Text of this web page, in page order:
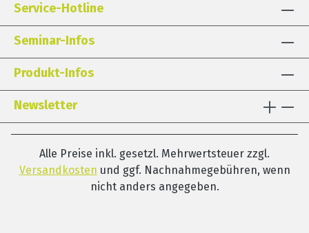
Service-Hotline
Seminar-Infos
Produkt-Infos
Newsletter
Alle Preise inkl. gesetzl. Mehrwertsteuer zzgl.
Versandkosten und ggf. Nachnahmegebühren, wenn
nicht anders angegeben.